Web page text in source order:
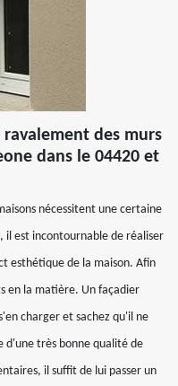
des murs
dans le 04420 et
nécessitent une certaine
il est incontournable de réaliser
esthétique de la maison. Afin
en la matière. Un façadier
charger et sachez qu'il ne
d'une très bonne qualité de
il suffit de lui passer un